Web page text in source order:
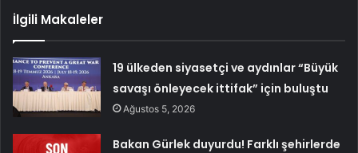
İlgili Makaleler
19 ülkeden siyasetçi ve aydınlar “Büyük
savaşı önleyecek ittifak” için buluştu
Ağustos 5, 2026
Bakan Gürlek duyurdu! Farklı şehirlerde